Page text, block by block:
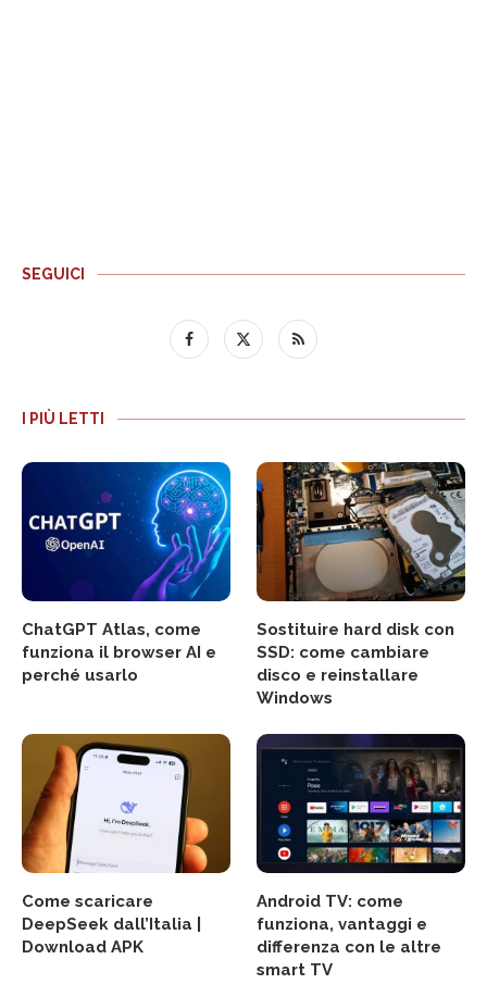
SEGUICI
I PIÙ LETTI
ChatGPT Atlas, come
funziona il browser AI e
perché usarlo
Sostituire hard disk con
SSD: come cambiare
disco e reinstallare
Windows
Come scaricare
DeepSeek dall’Italia |
Download APK
Android TV: come
funziona, vantaggi e
differenza con le altre
smart TV